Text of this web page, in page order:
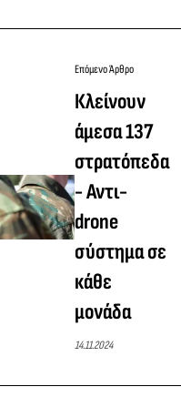
Επόμενο Άρθρο
Κλείνουν
άμεσα 137
στρατόπεδα
- Αντι-
drone
σύστημα σε
κάθε
μονάδα
14.11.2024